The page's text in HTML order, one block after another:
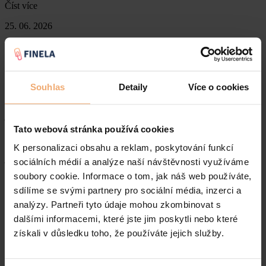
Souhlas Detaily Více o cookies
Tato webová stránka používá cookies
K personalizaci obsahu a reklam, poskytování funkcí
sociálních médií a analýze naší návštěvnosti využíváme
soubory cookie. Informace o tom, jak náš web používáte,
sdílíme se svými partnery pro sociální média, inzerci a
analýzy. Partneři tyto údaje mohou zkombinovat s
dalšími informacemi, které jste jim poskytli nebo které
získali v důsledku toho, že používáte jejich služby.
Číst více
25. 06. 2026
Daně (a právo)
Může si pronajímatel nechat kauci jen proto, že
odcházíte z bytu dříve?
Při uzavírání nájemní smlouvy je složení kauce, odborně nazývané
bytu, že v případě problémů nezůstane se škodou. V praxi se však
nájemci často setkávají s tvrzením, že pokud se odstěhují před
uplynutím sjednané doby, kauce automaticky propadá pronajímateli
jako jakási pokuta. Jak se k takové situaci staví zákon?
Číst více
Byty (a právo)
Auto na firmu, nebo na rodné číslo? Průvodce pro